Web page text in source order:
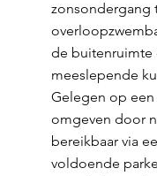
zonsondergang
de buitenruimte
meeslepende
Gelegen op een
omgeven door
bereikbaar via
voldoende